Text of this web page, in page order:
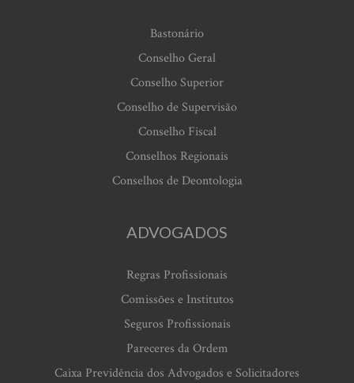
Bastonário
Conselho Geral
Conselho Superior
Conselho de Supervisão
Conselho Fiscal
Conselhos Regionais
Conselhos de Deontologia
ADVOGADOS
Regras Profissionais
Comissões e Institutos
Seguros Profissionais
Pareceres da Ordem
Caixa Previdência dos Advogados e Solicitadores